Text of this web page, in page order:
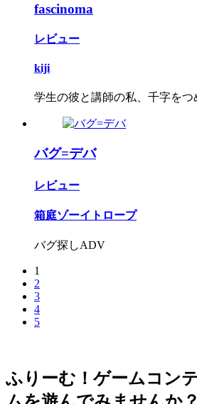
fascinoma
レビュー
kiji
学生の彼と講師の私、千字を
バグ=デバ
レビュー
箱庭ゾーイトロープ
バグ探しADV
1
2
3
4
5
ふりーむ！ゲームコン